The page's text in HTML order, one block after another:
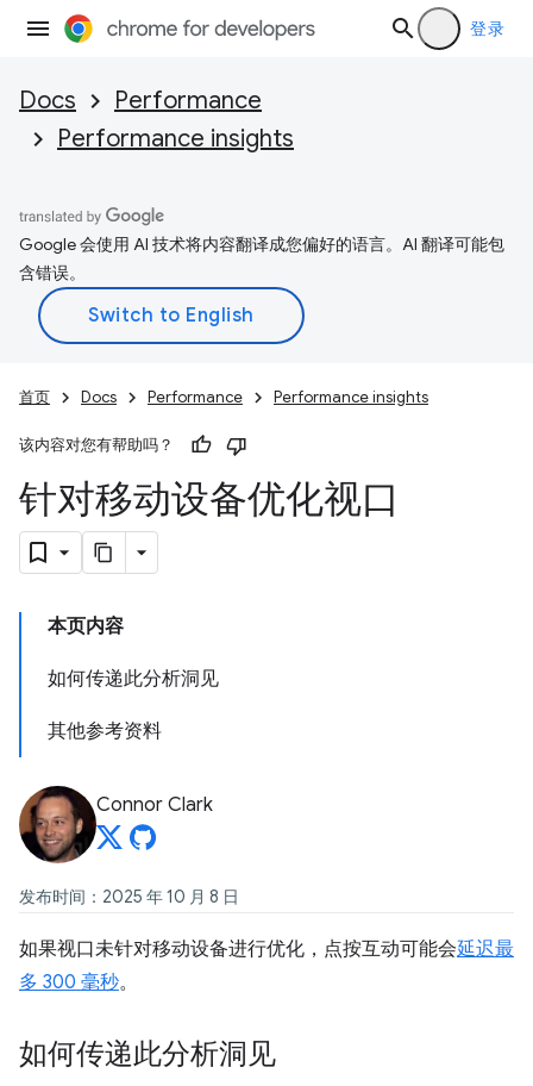
登录
Docs
Performance
Performance insights
Google 会使用 AI 技术将内容翻译成您偏好的语言。AI 翻译可能包
含错误。
首页 Docs Performance Performance insights
该内容对您有帮助吗？
针对移动设备优化视口
本页内容
如何传递此分析洞见
其他参考资料
Connor Clark
发布时间：2025 年 10 月 8 日
如果视口未针对移动设备进行优化，点按互动可能会延迟最
多 300 毫秒。
如何传递此分析洞见